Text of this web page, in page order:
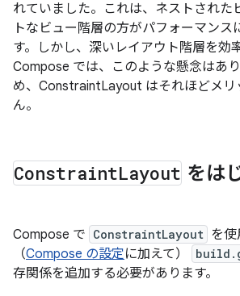
れていました。これは、ネストされた
トなビュー階層の方がパフォーマンス
す。しかし、深いレイアウト階層を効
Compose では、このような懸念はあ
め、ConstraintLayout はそれほどメリ
ん。
ConstraintLayout をは
Compose で ConstraintLayout を使
（Compose の設定に加えて）
存関係を追加する必要があります。